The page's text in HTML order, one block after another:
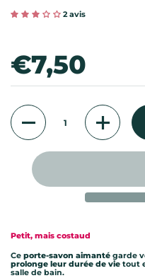
2 avis
Prix:
€7,50
Quantité
Petit, mais costaud
Ce porte-savon aimanté garde
prolonge leur durée de vie tout
salle de bain.